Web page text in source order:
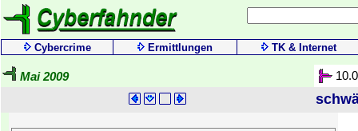
Cybercrime Ermittlungen TK & Internet
Mai 2009